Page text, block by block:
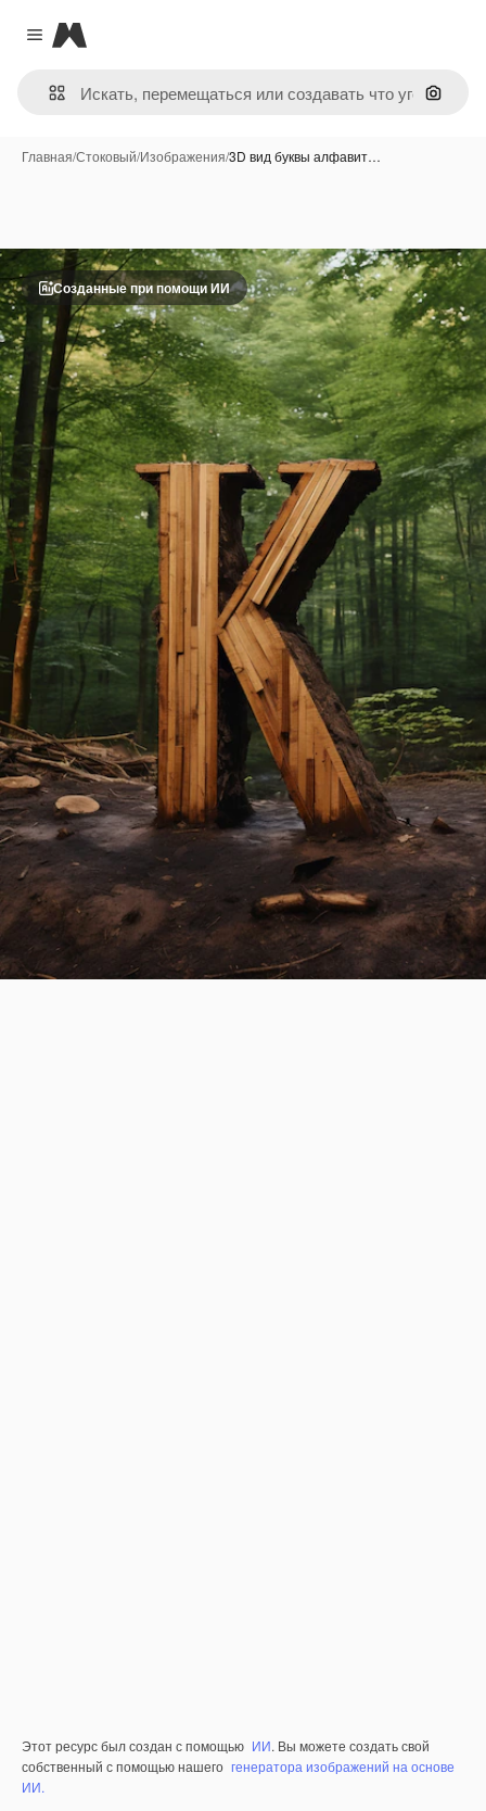
Close menu
Magnific
Поиск
Главная/Стоковый/Изображения/3D вид буквы алфавит…
Созданные при помощи ИИ
Этот ресурс был создан с помощью ИИ. Вы можете создать свой
собственный с помощью нашего генератора изображений на основе
ИИ.